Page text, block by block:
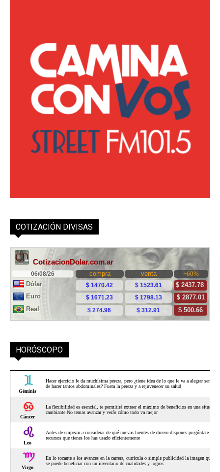
COTIZACIÓN DIVISAS
HORÓSCOPO